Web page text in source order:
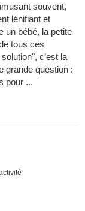
souvent,
lénifiant et
un bébé, la petite
tous ces
c’est la
grande question :
pour ...